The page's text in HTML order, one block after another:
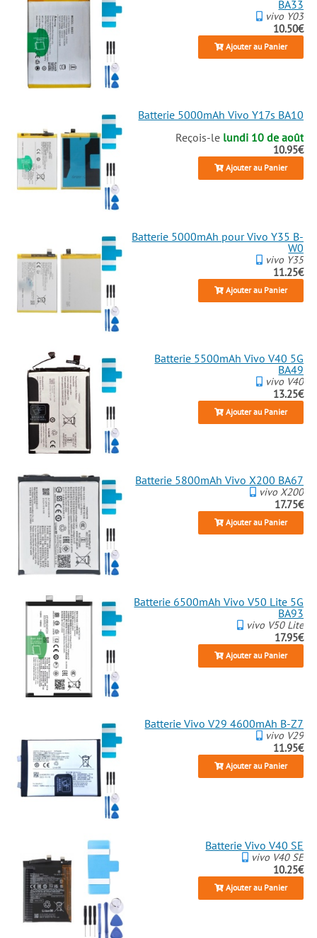
BA33
vivo Y03
10.50€
Ajouter au Panier
Batterie 5000mAh Vivo Y17s BA10
Reçois-le lundi 10 de août
10.95€
Ajouter au Panier
Batterie 5000mAh pour Vivo Y35 B-
W0
vivo Y35
11.25€
Ajouter au Panier
Batterie 5500mAh Vivo V40 5G
BA49
vivo V40
13.25€
Ajouter au Panier
Batterie 5800mAh Vivo X200 BA67
vivo X200
17.75€
Ajouter au Panier
Batterie 6500mAh Vivo V50 Lite 5G
BA93
vivo V50 Lite
17.95€
Ajouter au Panier
Batterie Vivo V29 4600mAh B-Z7
vivo V29
11.95€
Ajouter au Panier
Batterie Vivo V40 SE
vivo V40 SE
10.25€
Ajouter au Panier